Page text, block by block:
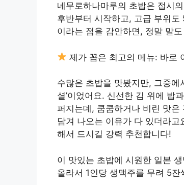
네무로하나마루의 초밥은 접시
후반부터 시작하고, 고급 부위
이라는 점을 감안하면, 정말 말
제가 꼽은 최고의 메뉴: 바로
수많은 초밥을 맛봤지만, 그중에
셜’이었어요. 신선한 김 위에 밥
퍼지는데, 쿰쿰하거나 비린 맛
담겨 나오는 이유가 다 있더라
해서 드시길 강력 추천합니다!
이 맛있는 초밥에 시원한 일본
올라서 1인당 생맥주를 무려 5